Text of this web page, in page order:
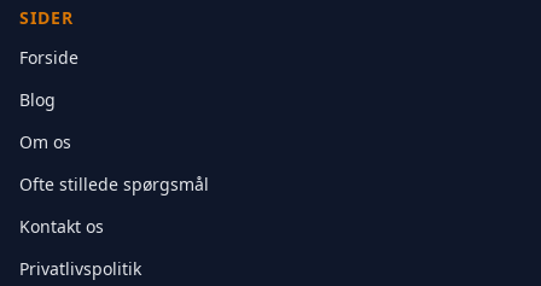
SIDER
Forside
Blog
Om os
Ofte stillede spørgsmål
Kontakt os
Privatlivspolitik